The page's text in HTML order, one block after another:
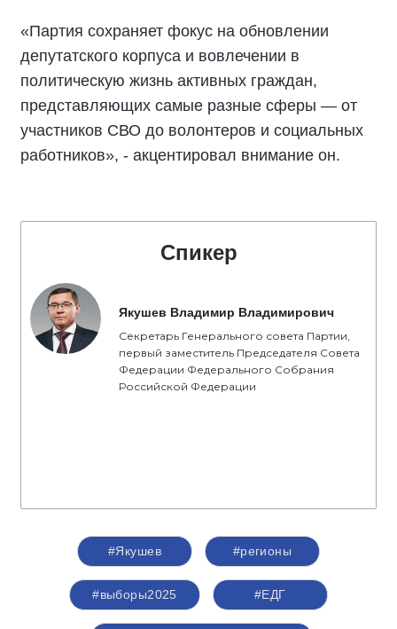
«Партия сохраняет фокус на обновлении
депутатского корпуса и вовлечении в
политическую жизнь активных граждан,
представляющих самые разные сферы — от
участников СВО до волонтеров и социальных
работников», - акцентировал внимание он.
Спикер
Якушев Владимир Владимирович
Секретарь Генерального совета Партии,
первый заместитель Председателя Совета
Федерации Федерального Собрания
Российской Федерации
#Якушев #регионы
#выборы2025 #ЕДГ